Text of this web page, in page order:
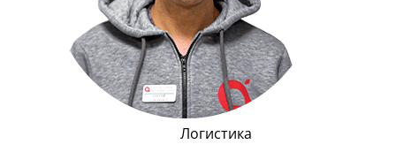
Мастер модульного ремонта